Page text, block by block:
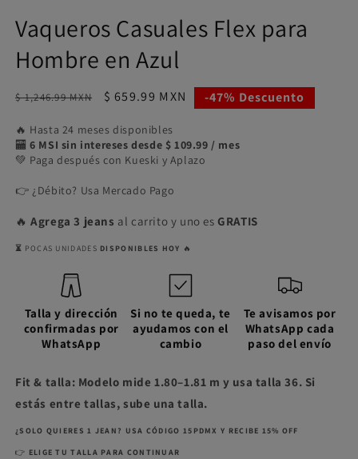
Vaqueros Casuales Flex para
Hombre en Azul
Precio
$ 1,246.99 MXN
Precio
oferta
$ 659.99 MXN -47% Descuento
🔥 Hasta 24 meses disponibles
🏧6 MSI sin intereses desde $ 109.99 / mes
💚 Paga después con Kueski y Aplazo
👉 ¿Débito? Usa Mercado Pago
🔥 Agrega 3 jeans al carrito y uno es GRATIS
⏳ POCAS UNIDADES DISPONIBLES HOY 🔥
Talla y dirección
confirmadas por
WhatsApp
Si no te queda, te
ayudamos con el
cambio
Te avisamos por
WhatsApp cada
paso del envío
Fit & talla: Modelo mide 1.80–1.81 m y usa talla 36. Si
estás entre tallas, sube una talla.
¿SOLO QUIERES 1 JEAN? USA CÓDIGO 15PDMX Y RECIBE 15% OFF
👉 ELIGE TU TALLA PARA CONTINUAR